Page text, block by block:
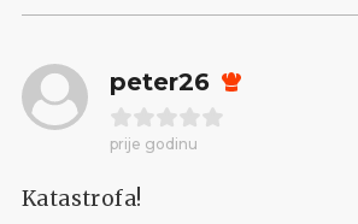
peter26
prije godinu
Katastrofa!